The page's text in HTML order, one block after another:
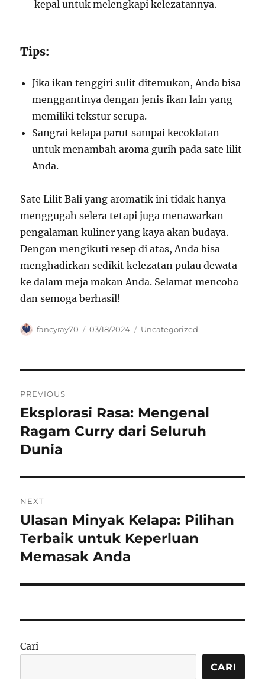
kepal untuk melengkapi kelezatannya.
Tips:
Jika ikan tenggiri sulit ditemukan, Anda bisa
menggantinya dengan jenis ikan lain yang
memiliki tekstur serupa.
Sangrai kelapa parut sampai kecoklatan
untuk menambah aroma gurih pada sate lilit
Anda.
Sate Lilit Bali yang aromatik ini tidak hanya
menggugah selera tetapi juga menawarkan
pengalaman kuliner yang kaya akan budaya.
Dengan mengikuti resep di atas, Anda bisa
menghadirkan sedikit kelezatan pulau dewata
ke dalam meja makan Anda. Selamat mencoba
dan semoga berhasil!
Author
fancyray70
Posted
03/18/2024 Categories
Uncategorized
pos
PREVIOUS
Previous
post:
Eksplorasi Rasa: Mengenal
Ragam Curry dari Seluruh
Dunia
NEXT
Next
post:
Ulasan Minyak Kelapa: Pilihan
Terbaik untuk Keperluan
Memasak Anda
Cari
CARI